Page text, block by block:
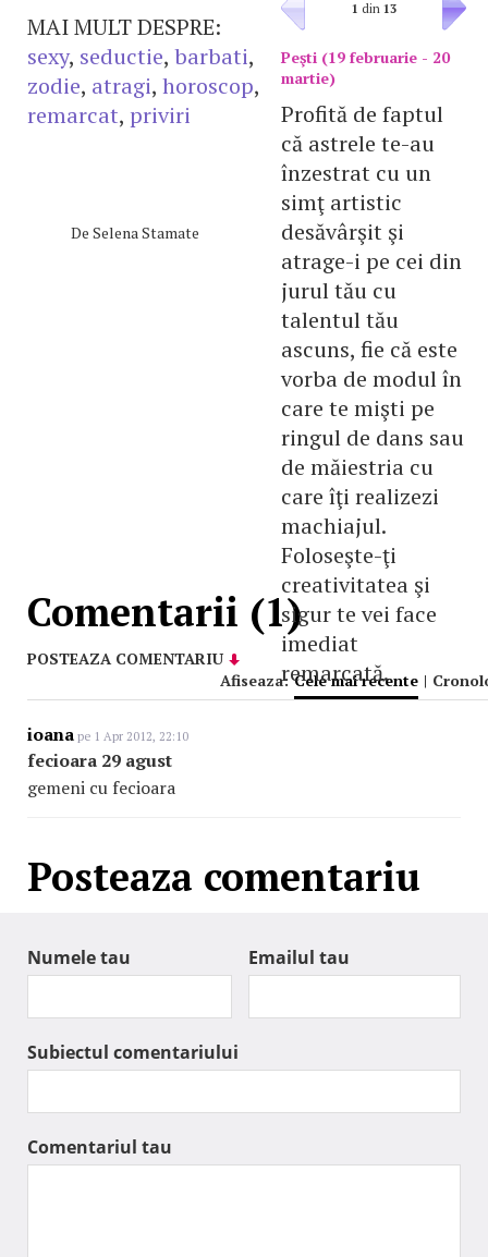
1 din 13
Peşti (19 februarie - 20
martie)
Profită de faptul
că astrele te-au
înzestrat cu un
simţ artistic
desăvârşit şi
atrage-i pe cei din
jurul tău cu
talentul tău
ascuns, fie că este
vorba de modul în
care te mişti pe
ringul de dans sau
de măiestria cu
care îţi realizezi
machiajul.
Foloseşte-ţi
creativitatea şi
sigur te vei face
imediat
remarcată.
MAI MULT DESPRE:
sexy, seductie, barbati,
zodie, atragi, horoscop,
remarcat, priviri
De Selena Stamate
Comentarii (1)
POSTEAZA COMENTARIU
Afiseaza: Cele mai recente |
ioana pe 1 Apr 2012, 22:10
fecioara 29 agust
gemeni cu fecioara
Posteaza comentariu
Numele tau Emailul tau
Subiectul comentariului
Comentariul tau